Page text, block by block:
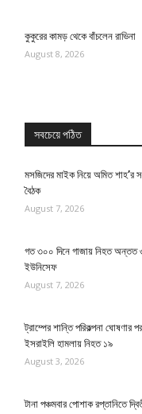
কুকুরের কামড় থেকে বাঁচলেন রাভিনা
August 8, 2026
সবচেয়ে পঠিত
মসজিদের মাইক নিয়ে অমিত শাহ’র
বৈঠক
August 7, 2026
গত ৩০০ দিনে গাজায় নিহত অন্তত
ইউনিসেফ
August 7, 2026
ট্রাম্পের শান্তি পরিকল্পনা ঘোষণার
ইসরাইলি হামলায় নিহত ১৯
August 3, 2026
টানা পঞ্চমবার পোশাক রপ্তানিতে